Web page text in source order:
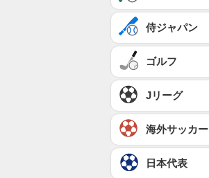
侍ジャパン
ゴルフ
Jリーグ
海外サッカー
日本代表